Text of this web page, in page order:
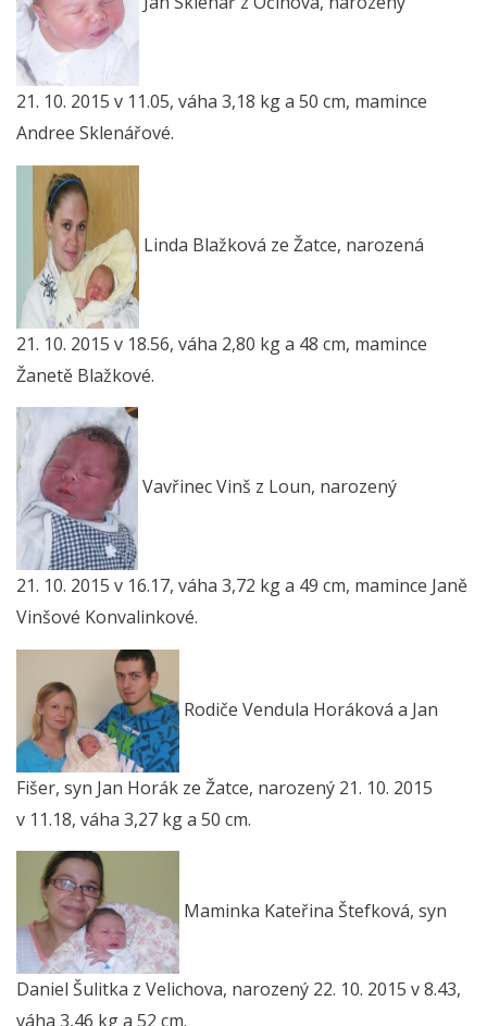
21. 10. 2015 v 11.05, váha 3,18 kg a 50 cm, mamince
Andree Sklenářové.
Linda Blažková ze Žatce, narozená
21. 10. 2015 v 18.56, váha 2,80 kg a 48 cm, mamince
Žanetě Blažkové.
Vavřinec Vinš z Loun, narozený
21. 10. 2015 v 16.17, váha 3,72 kg a 49 cm, mamince Janě
Vinšové Konvalinkové.
Rodiče Vendula Horáková a Jan
Fišer, syn Jan Horák ze Žatce, narozený 21. 10. 2015
v 11.18, váha 3,27 kg a 50 cm.
Maminka Kateřina Štefková, syn
Daniel Šulitka z Velichova, narozený 22. 10. 2015 v 8.43,
váha 3,46 kg a 52 cm.